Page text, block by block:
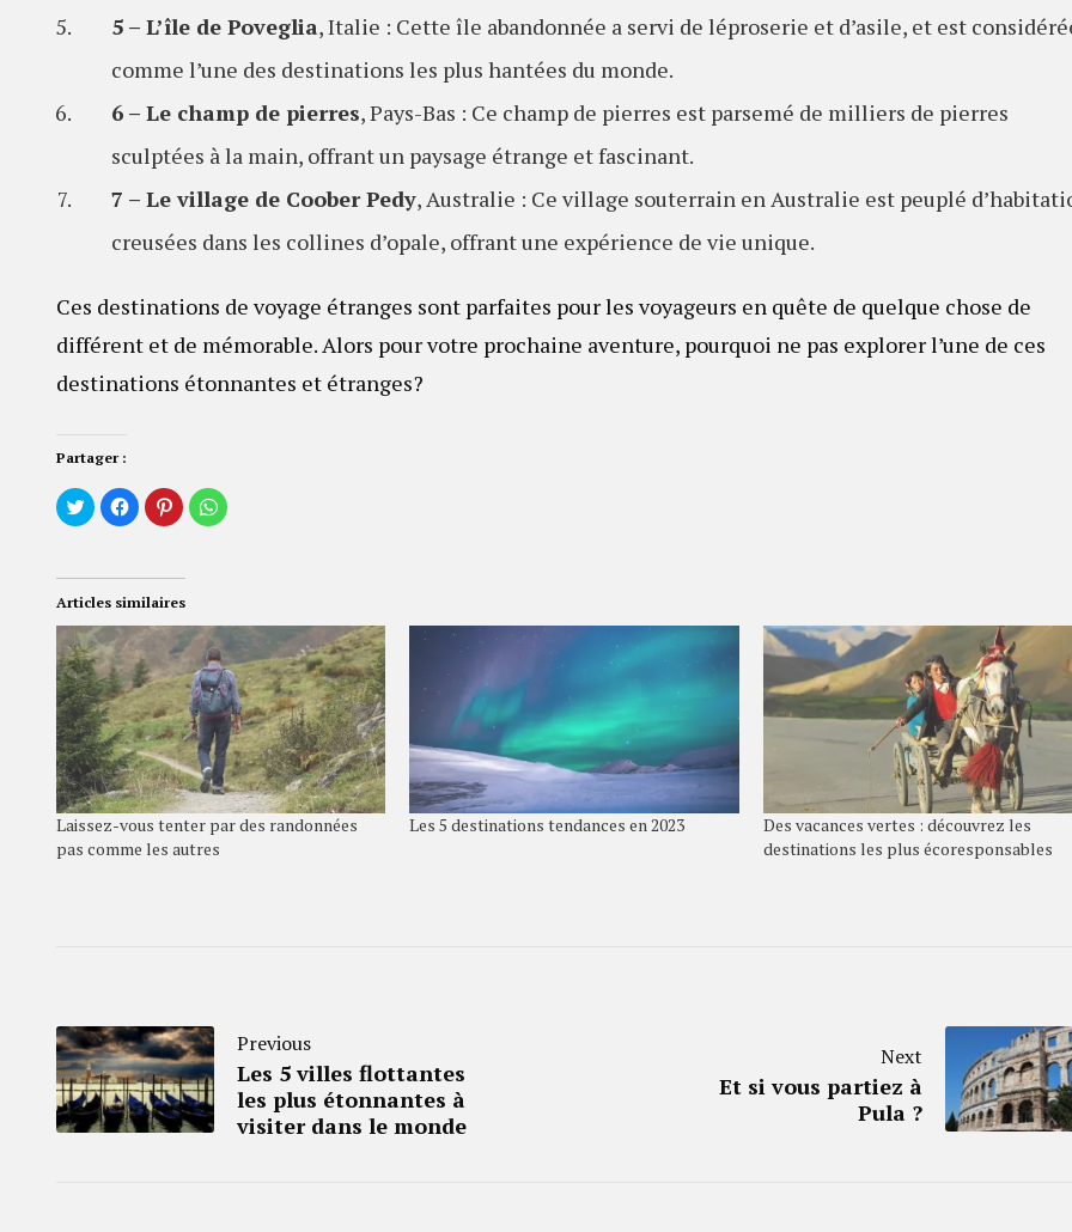
5 – L’île de Poveglia, Italie : Cette île abandonnée a servi de léproserie et d’asile, et est
comme l’une des destinations les plus hantées du monde.
6 – Le champ de pierres, Pays-Bas : Ce champ de pierres est parsemé de milliers de pierres
sculptées à la main, offrant un paysage étrange et fascinant.
7 – Le village de Coober Pedy, Australie : Ce village souterrain en Australie est peuplé
creusées dans les collines d’opale, offrant une expérience de vie unique.
Ces destinations de voyage étranges sont parfaites pour les voyageurs en quête de quelque chose de
différent et de mémorable. Alors pour votre prochaine aventure, pourquoi ne pas explorer l’une de ces
destinations étonnantes et étranges?
Partager :
Cliquez
pour
partager
dans
nouvelle
Cliquez
pour
partager
dans
nouvelle
Cliquez
pour
partager
dans
nouvelle
Cliquez
pour
Articles similaires
Laissez-vous tenter par des randonnées
pas comme les autres
Les 5 destinations tendances en 2023
Des vacances vertes : découvrez les
destinations les plus écoresponsables
Previous
Les 5 villes flottantes
les plus étonnantes à
visiter dans le monde
Next
Et si vous partiez à
Pula ?